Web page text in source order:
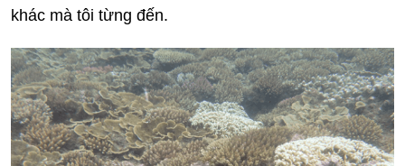
khác mà tôi từng đến.